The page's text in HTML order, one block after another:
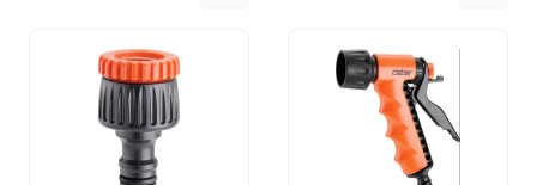
4,20 €.0,84 €.